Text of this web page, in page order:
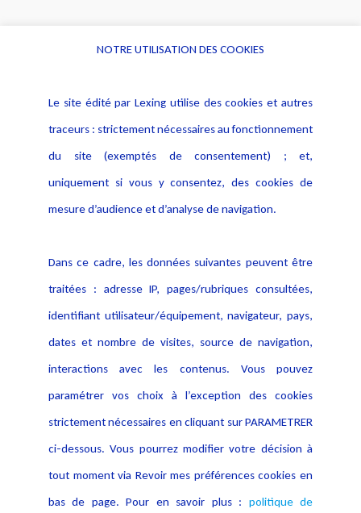
Alerte professionnelle
Déclaration d'accessibilité
Notice Légale
Politique de protection des
données
Publications
NOTRE UTILISATION DES COOKIES
Le site édité par Lexing utilise des cookies et autres
traceurs : strictement nécessaires au fonctionnement
du site (exemptés de consentement) ; et,
uniquement si vous y consentez, des cookies de
mesure d’audience et d’analyse de navigation.
Dans ce cadre, les données suivantes peuvent être
traitées : adresse IP, pages/rubriques consultées,
identifiant utilisateur/équipement, navigateur, pays,
dates et nombre de visites, source de navigation,
interactions avec les contenus. Vous pouvez
paramétrer vos choix à l’exception des cookies
strictement nécessaires en cliquant sur PARAMETRER
ci-dessous. Vous pourrez modifier votre décision à
tout moment via Revoir mes préférences cookies en
bas de page. Pour en savoir plus : politique de